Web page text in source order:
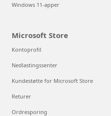
Windows 11-apper
Microsoft Store
Kontoprofil
Nedlastingssenter
Kundestøtte for Microsoft Store
Returer
Ordresporing